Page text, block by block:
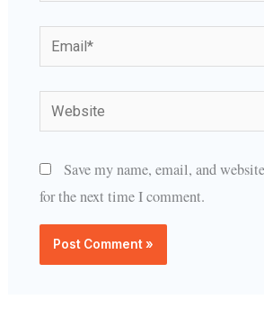
Email*
Website
Save my name, email, and
for the next time I comment.